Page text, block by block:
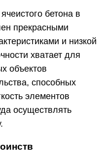
бетона в
прекрасными
и низкой
хватает для
объектов
способных
элементов
осуществлять